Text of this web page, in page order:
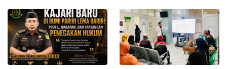
Benih Bawang Merah
senilai Rp 7,5 Miliar
Regulasi